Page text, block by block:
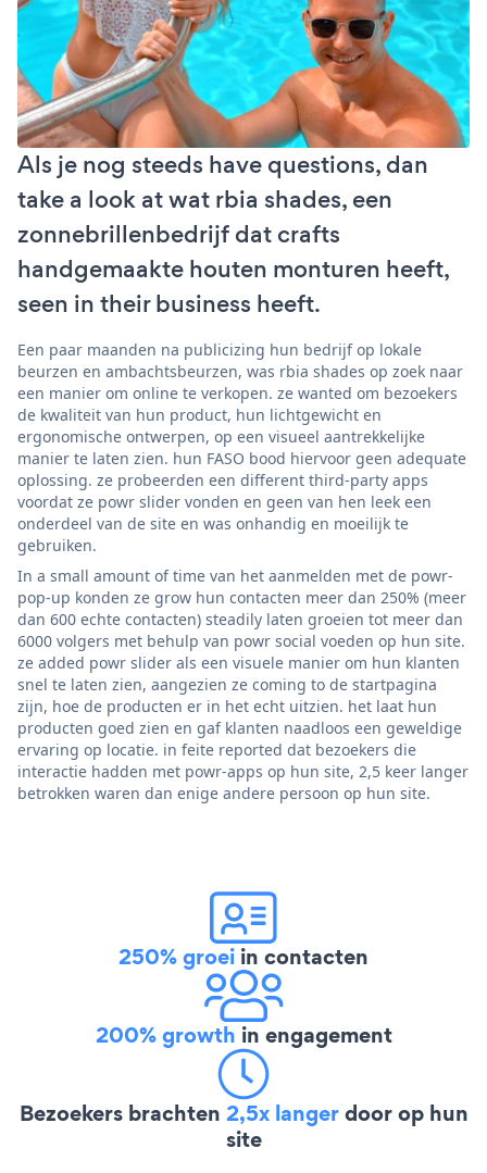
Als je nog steeds have questions, dan
take a look at wat rbia shades, een
zonnebrillenbedrijf dat crafts
handgemaakte houten monturen heeft,
seen in their business heeft.
Een paar maanden na publicizing hun bedrijf op lokale
beurzen en ambachtsbeurzen, was rbia shades op zoek naar
een manier om online te verkopen. ze wanted om bezoekers
de kwaliteit van hun product, hun lichtgewicht en
ergonomische ontwerpen, op een visueel aantrekkelijke
manier te laten zien. hun FASO bood hiervoor geen adequate
oplossing. ze probeerden een different third-party apps
voordat ze powr slider vonden en geen van hen leek een
onderdeel van de site en was onhandig en moeilijk te
gebruiken.
In a small amount of time van het aanmelden met de powr-
pop-up konden ze grow hun contacten meer dan 250% (meer
dan 600 echte contacten) steadily laten groeien tot meer dan
6000 volgers met behulp van powr social voeden op hun site.
ze added powr slider als een visuele manier om hun klanten
snel te laten zien, aangezien ze coming to de startpagina
zijn, hoe de producten er in het echt uitzien. het laat hun
producten goed zien en gaf klanten naadloos een geweldige
ervaring op locatie. in feite reported dat bezoekers die
interactie hadden met powr-apps op hun site, 2,5 keer langer
betrokken waren dan enige andere persoon op hun site.
250% groei in contacten
200% growth in engagement
Bezoekers brachten 2,5x langerdoor op hun
site